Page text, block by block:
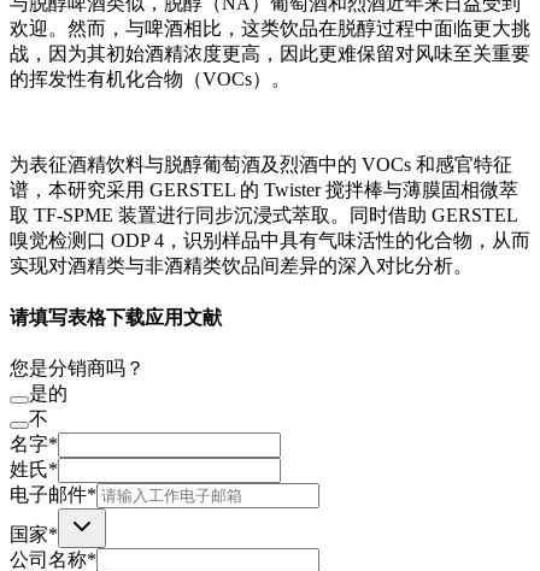
欢迎。然而，与啤酒相比，这类饮品在脱醇过程中面临更大挑
战，因为其初始酒精浓度更高，因此更难保留对风味至关重要
的挥发性有机化合物（VOCs）。
为表征酒精饮料与脱醇葡萄酒及烈酒中的 VOCs 和感官特征
谱，本研究采用 GERSTEL 的 Twister 搅拌棒与薄膜固相微萃
取 TF-SPME 装置进行同步沉浸式萃取。同时借助 GERSTEL
嗅觉检测口 ODP 4，识别样品中具有气味活性的化合物，从而
实现对酒精类与非酒精类饮品间差异的深入对比分析。
请填写表格下载应用文献
您是分销商吗？
是的
不
名字*
姓氏*
电子邮件*
国家*
公司名称*